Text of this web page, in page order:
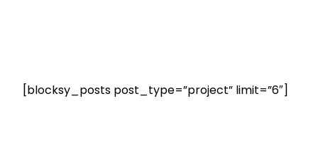
[blocksy_posts post_type=”project” limit=”6″]